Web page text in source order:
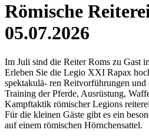
Römische
05.07.2026
Im Juli sind die Reiter Roms zu Gast
Erleben Sie die Legio XXI Rapax
spektakulä- ren Reitvorführungen und
Training der Pferde, Ausrüstung,
Kampftaktik römischer Legions
Für die kleinen Gäste gibt es ein
auf einem römischen Hörnchensattel.